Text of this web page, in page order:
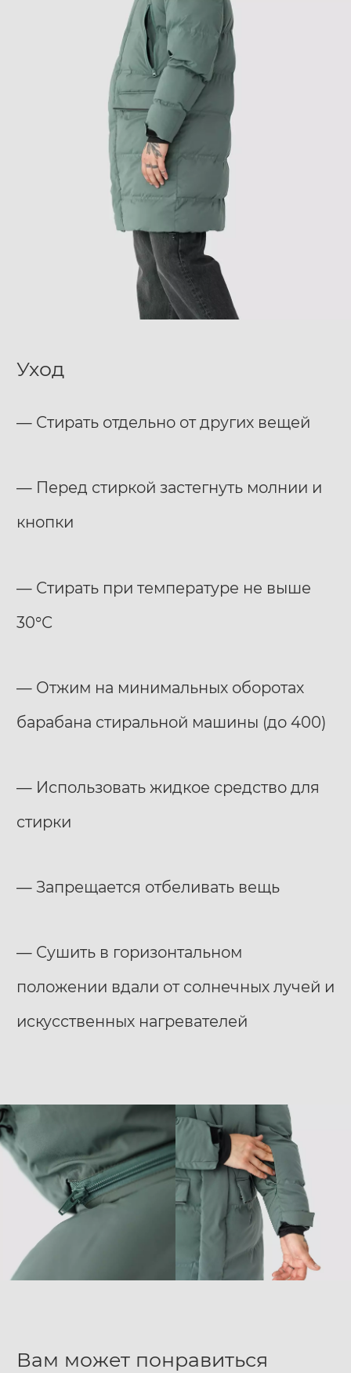
Уход
— Стирать отдельно от других вещей
— Перед стиркой застегнуть молнии и
кнопки
— Стирать при температуре не выше
30°С
— Отжим на минимальных оборотах
барабана стиральной машины (до 400)
— Использовать жидкое средство для
стирки
— Запрещается отбеливать вещь
— Сушить в горизонтальном
положении вдали от солнечных лучей и
искусственных нагревателей
Вам может понравиться